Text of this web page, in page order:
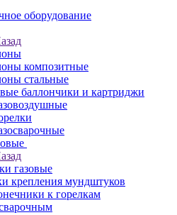
оборудование
композитные
стальные
баллончики и картриджи
газовые
крепления мундштуков
к горелкам